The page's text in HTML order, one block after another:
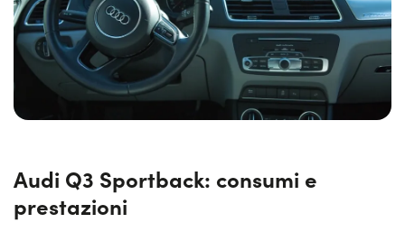
Audi Q3 Sportback: consumi e
prestazioni